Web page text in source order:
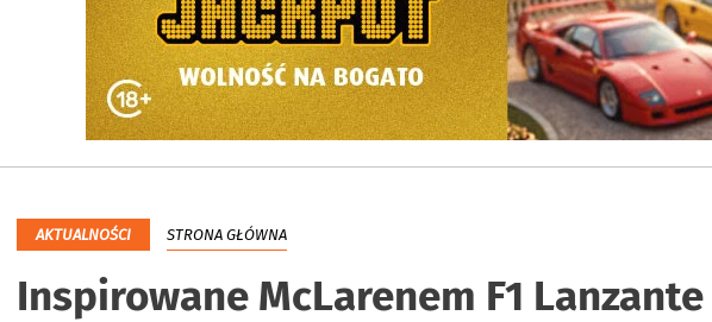
AKTUALNOŚCI STRONA GŁÓWNA
Inspirowane McLarenem F1